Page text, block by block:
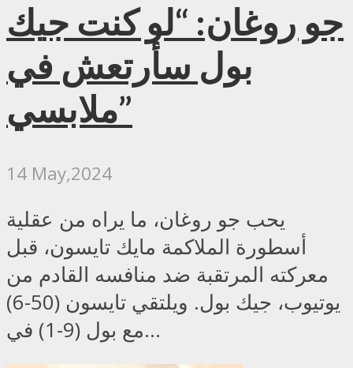
جو روغان: “لو كنت جيك
بول سأرتعش في
ملابسي”
14 May,2024
يحب جو روغان، ما يراه من عقلية
أسطورة الملاكمة مايك تايسون، قبل
معركته المرتقبة ضد منافسه القادم من
يوتيوب، جيك بول. ويلتقي تايسون (50-6)
مع بول (9-1) في...